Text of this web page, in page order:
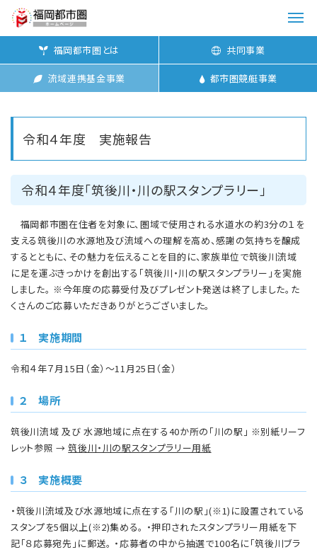
メ
を
福岡都市圏とは 共同事業
流域連携基金事業 都市圏競艇事業
令和４年度 実施報告
令和４年度「筑後川・川の駅スタンプラリー」
福岡都市圏在住者を対象に、圏域で使用される水道水の約3分の１を
支える筑後川の水源地及び流域への理解を高め、感謝の気持ちを醸成
するとともに、その魅力を伝えることを目的に、家族単位で筑後川流域
に足を運ぶきっかけを創出する「筑後川・川の駅スタンプラリー」を実施
しました。 ※今年度の応募受付及びプレゼント発送は終了しました。た
くさんのご応募いただきありがとうございました。
１ 実施期間
令和４年７月15日（金）～11月25日（金）
２ 場所
筑後川流域 及び 水源地域に点在する40か所の「川の駅」 ※別紙リーフ
レット参照 →筑後川・川の駅スタンプラリー用紙
３ 実施概要
・筑後川流域及び水源地域に点在する「川の駅」(※1)に設置されている
スタンプを5個以上(※2)集める。 ・押印されたスタンプラリー用紙を下
記「８応募宛先」に郵送。 ・応募者の中から抽選で100名に「筑後川ブラ